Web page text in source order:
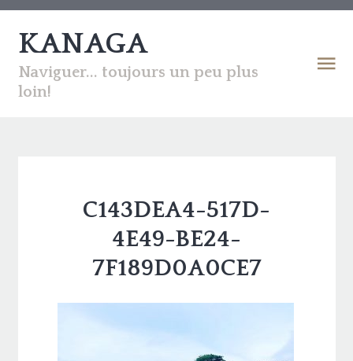
KANAGA
Naviguer... toujours un peu plus
loin!
C143DEA4-517D-
4E49-BE24-
7F189D0A0CE7